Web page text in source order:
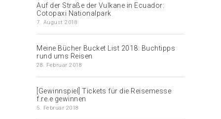
Auf der Straße der Vulkane in Ecuador:
Cotopaxi Nationalpark
7. August 2018
Meine Bücher Bucket List 2018: Buchtipps
rund ums Reisen
28. Februar 2018
[Gewinnspiel] Tickets für die Reisemesse
f.re.e gewinnen
5. Februar 2018